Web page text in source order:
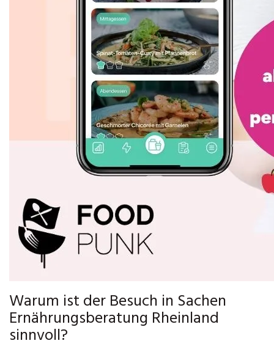
Warum ist der Besuch in Sachen
Ernährungsberatung Rheinland
sinnvoll?